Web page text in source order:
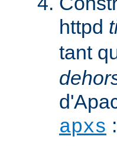
httpd
tant
apxs :